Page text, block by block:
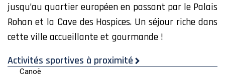
jusqu’au quartier européen en passant par le Palais
Rohan et la Cave des Hospices. Un séjour riche dans
cette ville accueillante et gourmande !
Activités sportives à proximité
Canoë